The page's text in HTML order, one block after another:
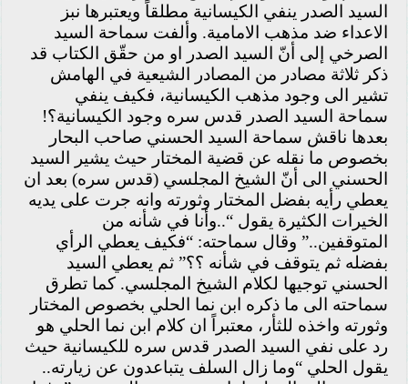
السيد الصدر ينفي الكيسانية مطلقاً ويعتبرها نبز
الاعداء ضد مذهب الامامية. وألفت سماحة السيد
الصرخي إلى أنّ السيد الصدر او من حقّق الكتاب قد
ذكر ثلاثة مصادر من المصادر الشيعية في الهامش
تشير الى وجود مذهب الكيسانية، فكيف ينفي
سماحة السيد الصدر قدس سره وجود الكيسانية؟!
بعدها ناقش سماحة السيد الحسني صاحب البحار
بخصوص ما نقله عن قضية المختار حيث يشير السيد
الحسني الى أنّ الشيخ المجلسي (قدس سره) بعد ان
يعطي رأيه بفضل المختار وثورته وانه جرت على يديه
الخيرات الكثيرة يقول “..وأنا في شأنه من
المتوقفين..” وقال سماحته: “فكيف يعطي الرأي
بفضله ثم يتوقف في شأنه ؟؟” ثم يعطي السيد
الحسني توجيها لكلام الشيخ المجلسي. كما تطرق
سماحته الى ما ذكره ابن نما الحلي بخصوص المختار
وثورته واخذه للثأر، معتبراً ان كلام ابن نما الحلي هو
رد على نفي السيد الصدر قدس سره للكيسانية حيث
يقول الحلي “وما زال السلف يتباعدون عن زيارته..